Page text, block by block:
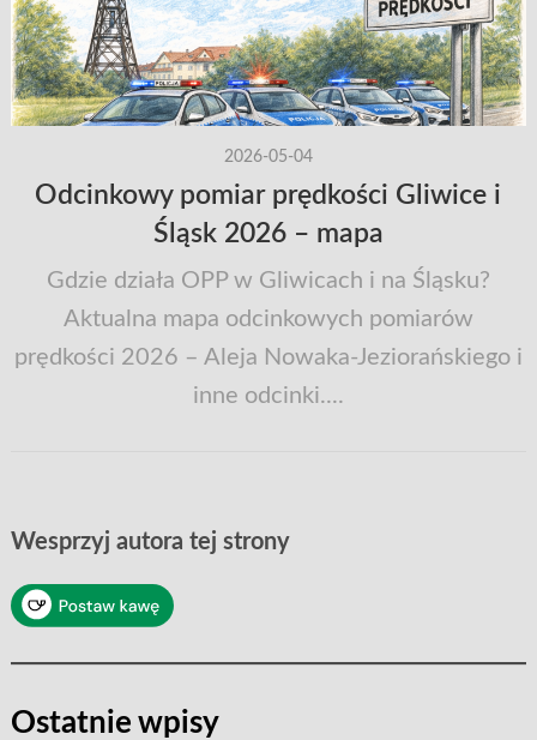
2026-05-04
Odcinkowy pomiar prędkości Gliwice i
Śląsk 2026 – mapa
Gdzie działa OPP w Gliwicach i na Śląsku?
Aktualna mapa odcinkowych pomiarów
prędkości 2026 – Aleja Nowaka-Jeziorańskiego i
inne odcinki....
Wesprzyj autora tej strony
Ostatnie wpisy